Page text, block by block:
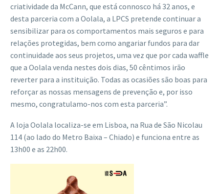
criatividade da McCann, que está connosco há 32 anos, e
desta parceria com a Oolala, a LPCS pretende continuar a
sensibilizar para os comportamentos mais seguros e para
relações protegidas, bem como angariar fundos para dar
continuidade aos seus projetos, uma vez que por cada waffle
que a Oolala venda nestes dois dias, 50 cêntimos irão
reverter para a instituição. Todas as ocasiões são boas para
reforçar as nossas mensagens de prevenção e, por isso
mesmo, congratulamo-nos com esta parceria”.
A loja Oolala localiza-se em Lisboa, na Rua de São Nicolau
114 (ao lado do Metro Baixa – Chiado) e funciona entre as
13h00 e as 22h00.